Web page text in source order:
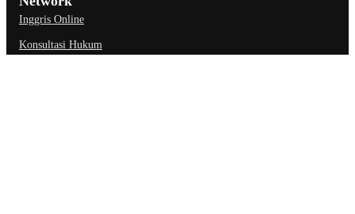
Inggris Online
Konsultasi Hukum